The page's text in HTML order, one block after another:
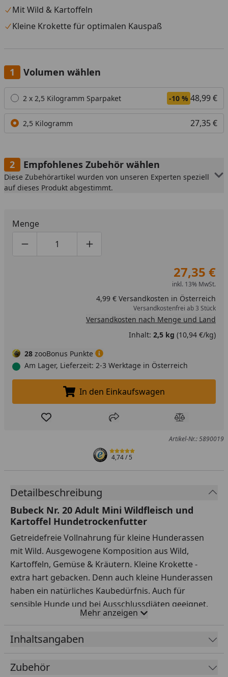
Mit Wild & Kartoffeln
Kleine Krokette für optimalen Kauspaß
Volumen wählen
Alle anzeigen (2)
2 x 2,5 Kilogramm Sparpaket -10 % 48,99 €
2,5 Kilogramm 27,35 €
Empfohlenes Zubehör wählen
Diese Zubehörartikel wurden von unseren Experten speziell
auf dieses Produkt abgestimmt.
Menge
Produktmenge um eins verringern
Produktmenge manuell eingeben
Produktmenge um eins erhöhen
27,35 €
inkl. 13% MwSt.
4,99 € Versandkosten in Österreich
Versandkostenfrei ab 3 Stück
Versandkosten nach Menge und Land
Inhalt: 2,5 kg (10,94 €/kg)
28 zooBonus Punkte
Am Lager, Lieferzeit: 2-3 Werktage in Österreich
In den Einkaufswagen legen
In den Einkaufswagen
Produkt zur Wunschliste hinzufügen
Teilen Produkt
Artikel-Nr.: 5890019
4,74/ 5
Detailbeschreibung
Bubeck Nr. 20 Adult Mini Wildfleisch und
Kartoffel Hundetrockenfutter
Getreidefreie Vollnahrung für kleine Hunderassen
mit Wild. Ausgewogene Komposition aus Wild,
Kartoffeln, Gemüse & Kräutern. Kleine Krokette -
extra hart gebacken. Denn auch kleine Hunderassen
haben ein natürliches Kaubedürfnis. Auch für
sensible Hunde und bei Ausschlussdiäten geeignet.
Schonend im Ofen gebacken. Ohne Zusatz von
erwachsene Hundes mit normaler Aktivität. Die
gebackene Krokette regt beim Fressen den
Speichelfluss an und unterstützt somit die
Mehr anzeigen
Inhaltsangaben
Zubehör